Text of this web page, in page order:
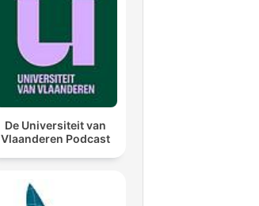
De Universiteit van
Vlaanderen Podcast